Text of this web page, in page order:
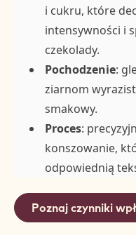
i cukru, które
intensywności i
czekolady.
Pochodzenie:
ziarnom
smakowy.
Proces:
konszowanie,
odpowiednią
Poznaj czynniki